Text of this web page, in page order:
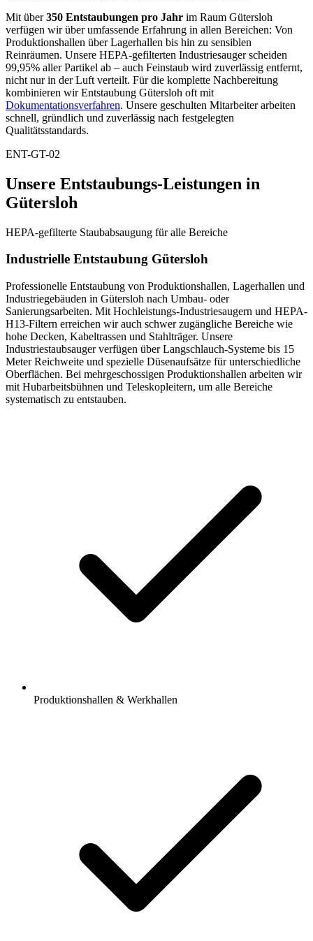
Mit über350 Entstaubungen pro Jahr im Raum Gütersloh
verfügen wir über umfassende Erfahrung in allen Bereichen: Von
Produktionshallen über Lagerhallen bis hin zu sensiblen
Reinräumen. Unsere HEPA-gefilterten Industriesauger scheiden
99,95% aller Partikel ab – auch Feinstaub wird zuverlässig entfernt,
nicht nur in der Luft verteilt. Für die komplette Nachbereitung
kombinieren wir Entstaubung Gütersloh oft mit
Dokumentationsverfahren. Unsere geschulten Mitarbeiter arbeiten
schnell, gründlich und zuverlässig nach festgelegten
Qualitätsstandards.
ENT-GT-02
Unsere Entstaubungs-Leistungen in
Gütersloh
HEPA-gefilterte Staubabsaugung für alle Bereiche
Industrielle Entstaubung Gütersloh
Professionelle Entstaubung von Produktionshallen, Lagerhallen und
Industriegebäuden in Gütersloh nach Umbau- oder
Sanierungsarbeiten. Mit Hochleistungs-Industriesaugern und HEPA-
H13-Filtern erreichen wir auch schwer zugängliche Bereiche wie
hohe Decken, Kabeltrassen und Stahlträger. Unsere
Industriestaubsauger verfügen über Langschlauch-Systeme bis 15
Meter Reichweite und spezielle Düsenaufsätze für unterschiedliche
Oberflächen. Bei mehrgeschossigen Produktionshallen arbeiten wir
mit Hubarbeitsbühnen und Teleskopleitern, um alle Bereiche
systematisch zu entstauben.
Produktionshallen & Werkhallen